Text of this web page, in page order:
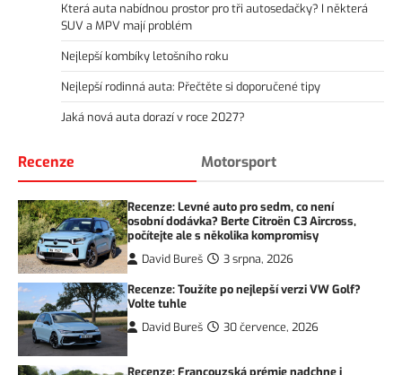
Která auta nabídnou prostor pro tři autosedačky? I některá
SUV a MPV mají problém
Nejlepší kombíky letošního roku
Nejlepší rodinná auta: Přečtěte si doporučené tipy
Jaká nová auta dorazí v roce 2027?
Recenze Motorsport
Recenze: Levné auto pro sedm, co není
osobní dodávka? Berte Citroën C3 Aircross,
počítejte ale s několika kompromisy
David Bureš
3 srpna, 2026
Recenze: Toužíte po nejlepší verzi VW Golf?
Volte tuhle
David Bureš
30 července, 2026
Recenze: Francouzská prémie nadchne i